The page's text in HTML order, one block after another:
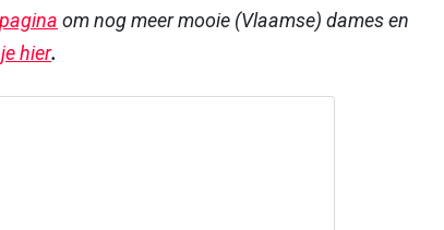
om nog meer mooie (Vlaamse) dames en
hier.